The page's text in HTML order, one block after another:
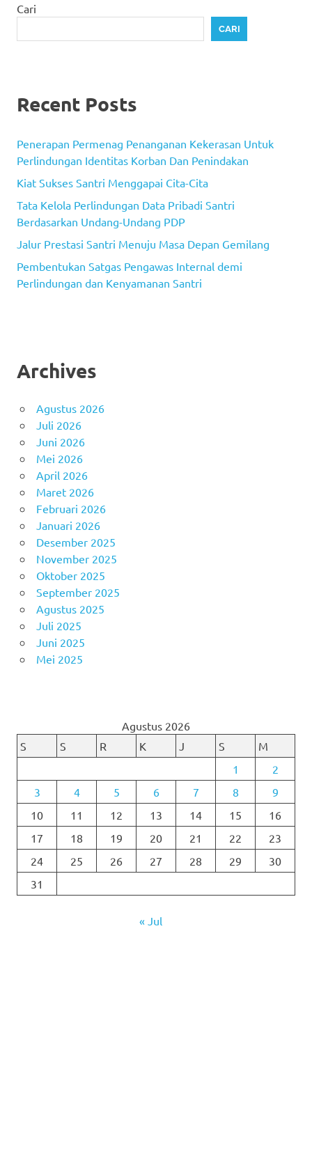
Cari
CARI
Recent Posts
Penerapan Permenag Penanganan Kekerasan Untuk
Perlindungan Identitas Korban Dan Penindakan
Kiat Sukses Santri Menggapai Cita-Cita
Tata Kelola Perlindungan Data Pribadi Santri
Berdasarkan Undang-Undang PDP
Jalur Prestasi Santri Menuju Masa Depan Gemilang
Pembentukan Satgas Pengawas Internal demi
Perlindungan dan Kenyamanan Santri
Archives
Agustus 2026
Juli 2026
Juni 2026
Mei 2026
April 2026
Maret 2026
Februari 2026
Januari 2026
Desember 2025
November 2025
Oktober 2025
September 2025
Agustus 2025
Juli 2025
Juni 2025
Mei 2025
Agustus 2026
S
S R K J S
M
1
2
3
4 5 6 7 8
9
10
11 12 13 14 15
16
17
18 19 20 21 22
23
24
25 26 27 28 29
30
31
« Jul